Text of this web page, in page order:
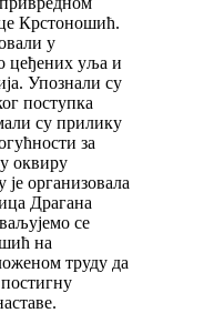
Крстоношић.
у
цеђених уља и
Упознали су
поступка
су прилику
за
оквиру
је организовала
Драгана
се
на
труду да